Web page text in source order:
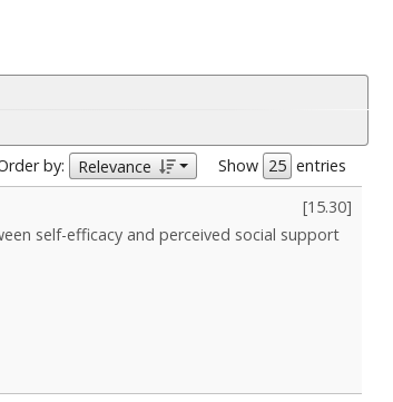
by: Relevance Show
entries
[15.30]
self-efficacy and perceived social support